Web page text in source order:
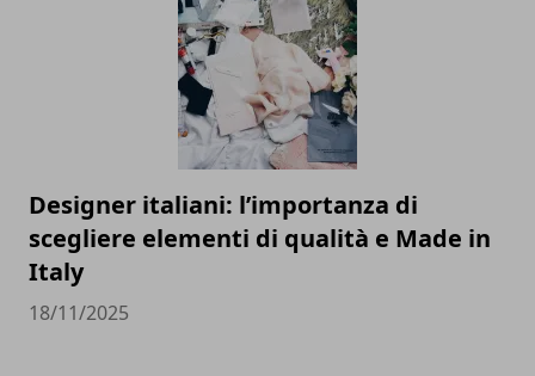
Designer italiani: l’importanza di
scegliere elementi di qualità e Made in
Italy
18/11/2025